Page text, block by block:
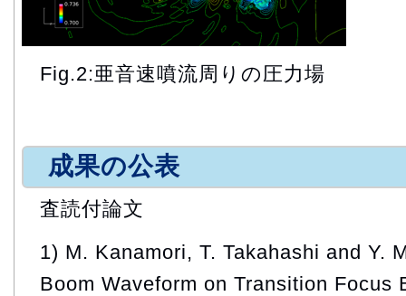
Fig.2:亜音速噴流周りの圧力場
成果の公表
査読付論文
1) M. Kanamori, T. Takahashi and Y.
Boom Waveform on Transition Focus